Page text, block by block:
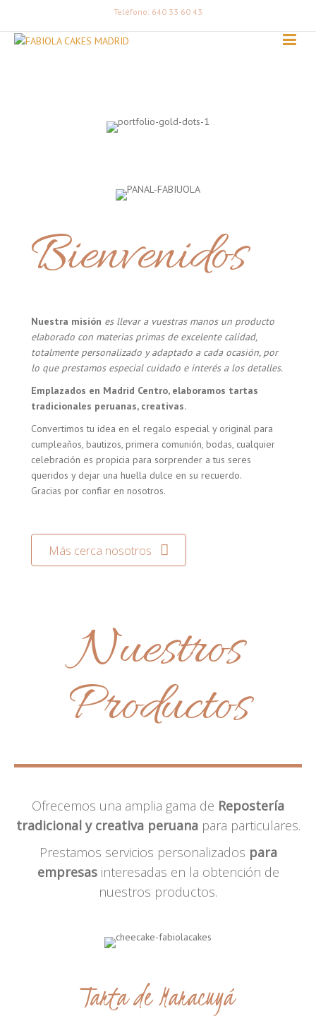
Teléfono: 640 33 60 43
Bienvenidos
Nuestra misión es llevar a vuestras manos un producto
elaborado con materias primas de excelente calidad,
totalmente personalizado y adaptado a cada ocasión, por
lo que prestamos especial cuidado e interés a los detalles.
Emplazados en Madrid Centro, elaboramos tartas
tradicionales peruanas, creativas.
Convertimos tu idea en el regalo especial y original para
cumpleaños, bautizos, primera comunión, bodas, cualquier
celebración es propicia para sorprender a tus seres
queridos y dejar una huella dulce en su recuerdo.
Gracias por confiar en nosotros.
Más cerca nosotros
Nuestros
Productos
Ofrecemos una amplia gama de Repostería
tradicional y creativa peruanapara particulares.
Prestamos servicios personalizados para
empresasinteresadas en la obtención de
nuestros productos.
Tarta de Maracuyá